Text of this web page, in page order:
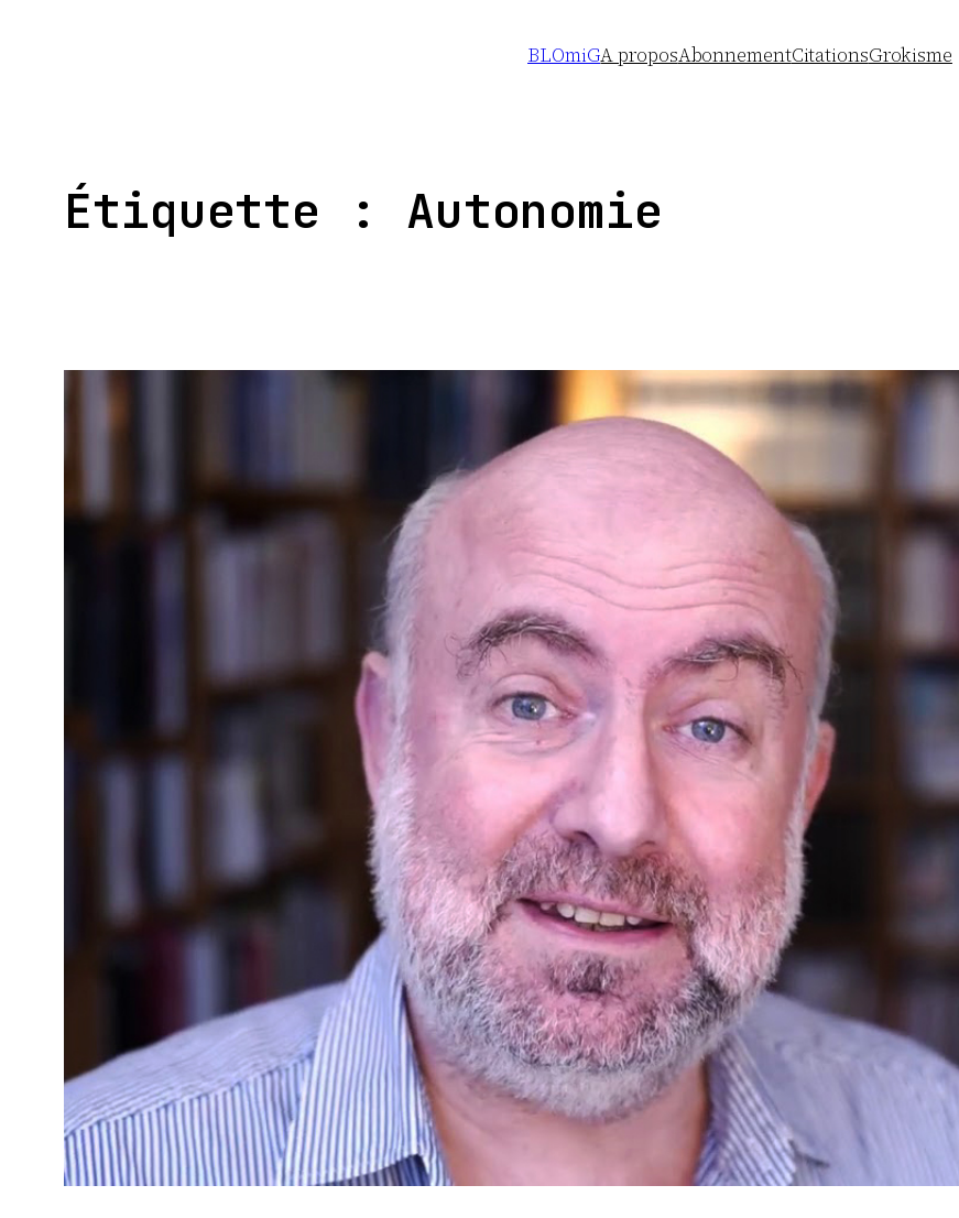
BLOmiGA proposAbonnementCitationsGrokisme
Étiquette : Autonomie